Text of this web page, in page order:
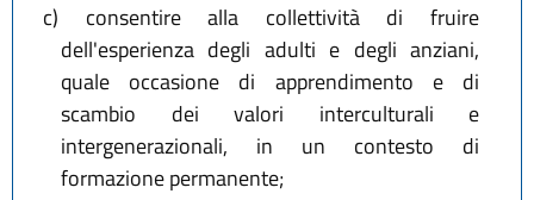
c) consentire alla collettività di fruire
dell'esperienza degli adulti e degli anziani,
quale occasione di apprendimento e di
scambio dei valori interculturali e
intergenerazionali, in un contesto di
formazione permanente;